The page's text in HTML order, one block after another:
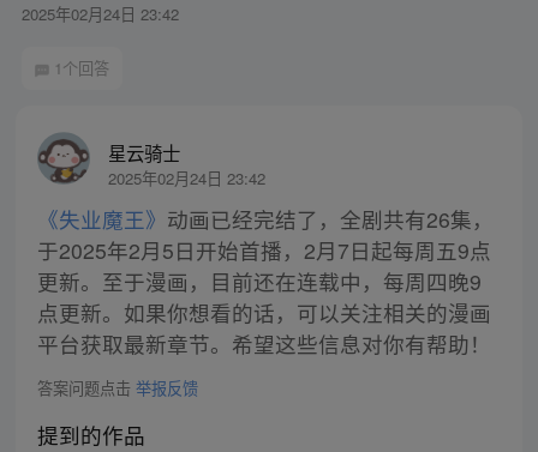
2025年02月24日 23:42
1个回答
星云骑士
2025年02月24日 23:42
《失业魔王》 动画已经完结了，全剧共有26集，
于2025年2月5日开始首播，2月7日起每周五9点
更新。至于漫画，目前还在连载中，每周四晚9
点更新。如果你想看的话，可以关注相关的漫画
平台获取最新章节。希望这些信息对你有帮助！
答案问题点击 举报反馈
提到的作品